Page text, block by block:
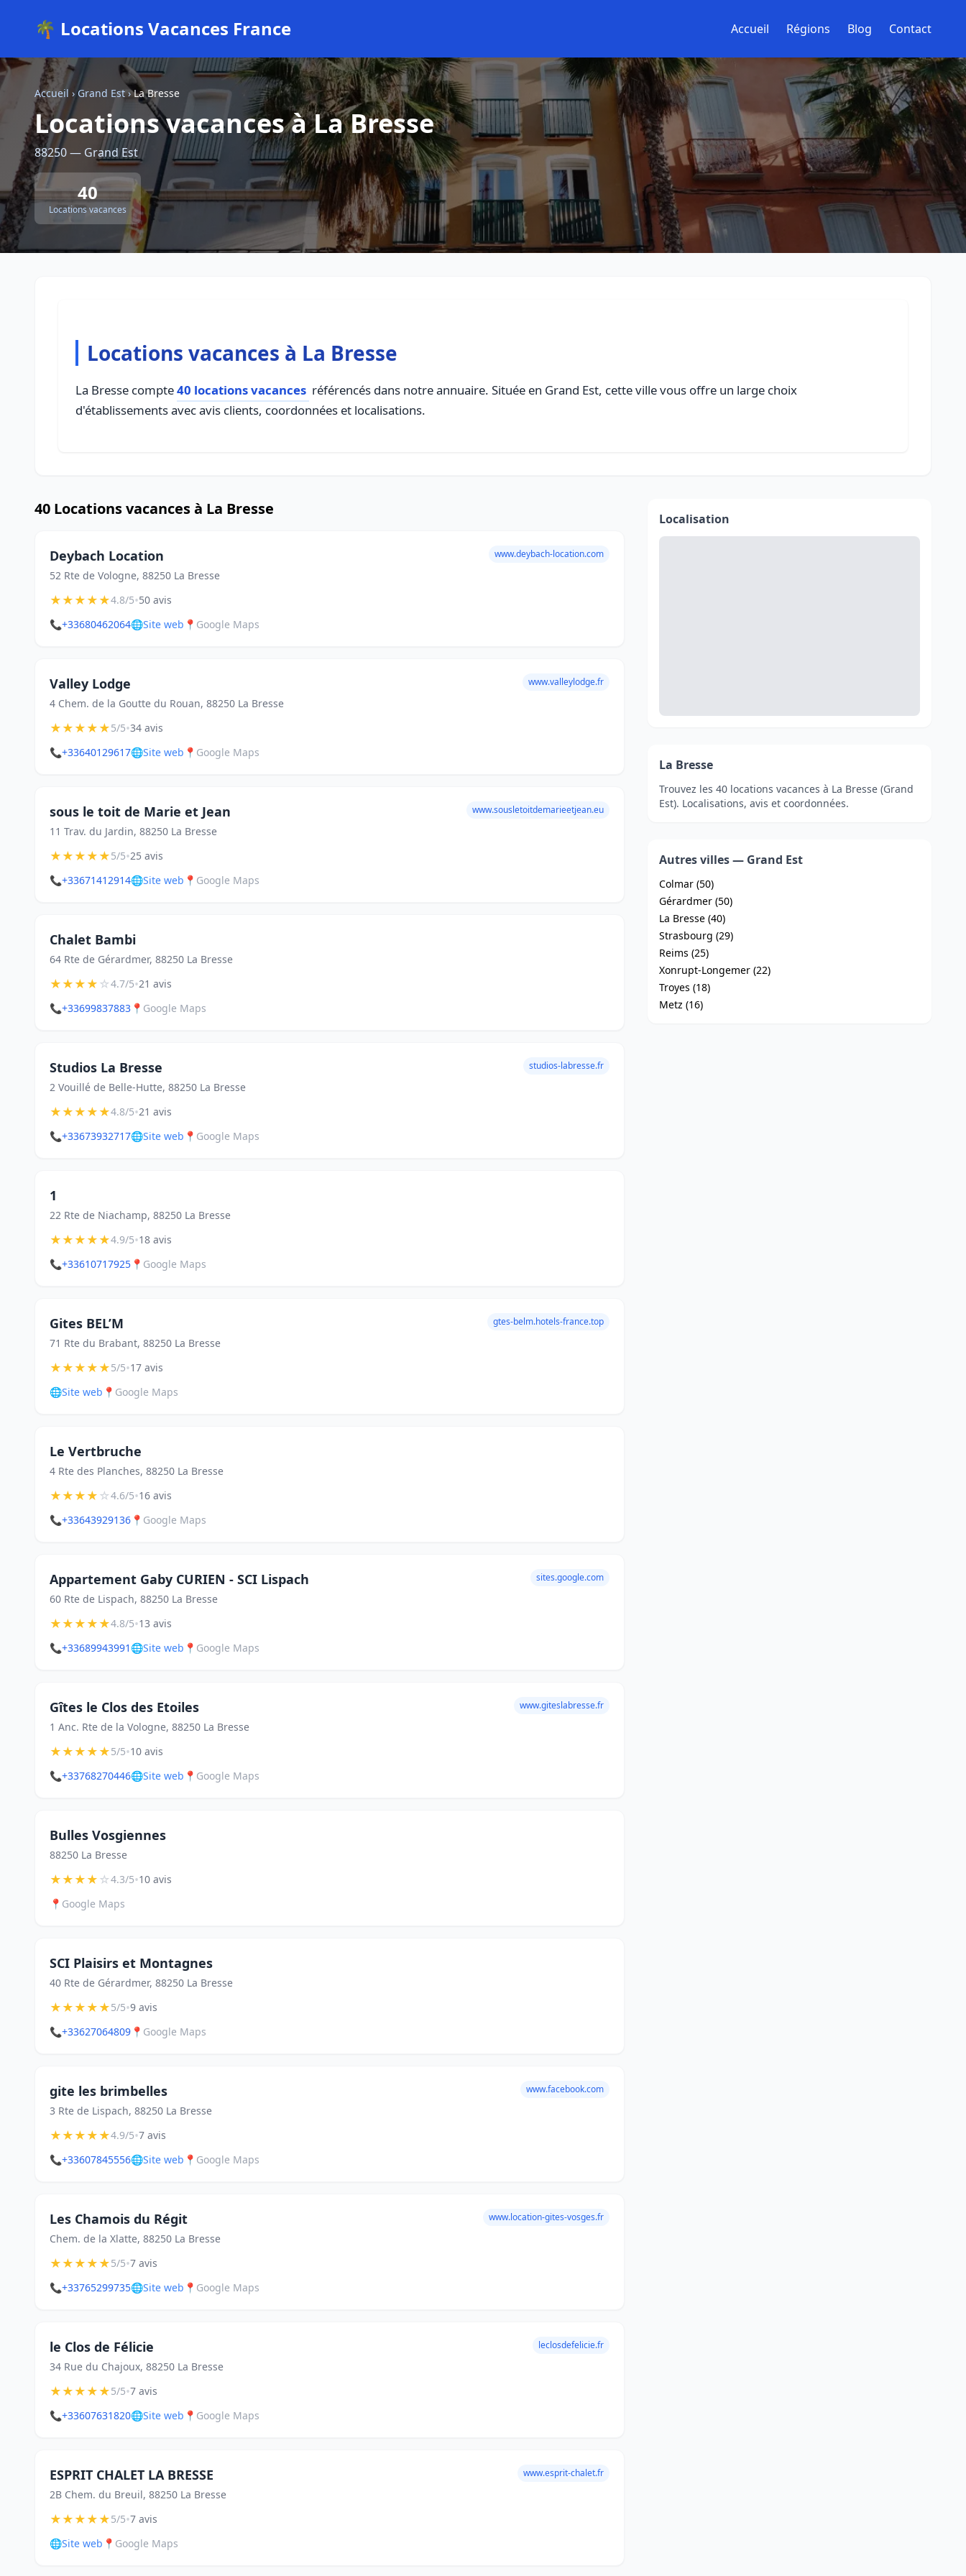
🌴 Locations Vacances France Accueil Régions Blog Contact
Accueil › Grand Est›La Bresse
Locations vacances à La Bresse
88250 — Grand Est
40
Locations vacances
Locations vacances à La Bresse
La Bresse compte40 locations vacances référencés dans notre annuaire. Située en Grand Est, cette ville vous offre un large choix
d'établissements avec avis clients, coordonnées et localisations.
40 Locations vacances à La Bresse
Deybach Location
52 Rte de Vologne, 88250 La Bresse
www.deybach-location.com
★★★★★4.8/5•50 avis
📞+33680462064🌐Site web 📍 Google Maps
Valley Lodge
4 Chem. de la Goutte du Rouan, 88250 La Bresse
www.valleylodge.fr
★★★★★5/5•34 avis
📞+33640129617🌐Site web 📍 Google Maps
sous le toit de Marie et Jean
11 Trav. du Jardin, 88250 La Bresse
www.sousletoitdemarieetjean.eu
★★★★★5/5•25 avis
📞+33671412914🌐Site web 📍 Google Maps
Chalet Bambi
64 Rte de Gérardmer, 88250 La Bresse
★★★★☆4.7/5•21 avis
📞+33699837883 📍 Google Maps
Studios La Bresse
2 Vouillé de Belle-Hutte, 88250 La Bresse
studios-labresse.fr
★★★★★4.8/5•21 avis
📞+33673932717🌐Site web 📍 Google Maps
1
22 Rte de Niachamp, 88250 La Bresse
★★★★★4.9/5•18 avis
📞+33610717925 📍 Google Maps
Gites BEL’M
71 Rte du Brabant, 88250 La Bresse
gtes-belm.hotels-france.top
★★★★★5/5•17 avis
🌐Site web 📍 Google Maps
Le Vertbruche
4 Rte des Planches, 88250 La Bresse
★★★★☆4.6/5•16 avis
📞+33643929136 📍 Google Maps
Appartement Gaby CURIEN - SCI Lispach
60 Rte de Lispach, 88250 La Bresse
sites.google.com
★★★★★4.8/5•13 avis
📞+33689943991 🌐Site web 📍 Google Maps
Gîtes le Clos des Etoiles
1 Anc. Rte de la Vologne, 88250 La Bresse
www.giteslabresse.fr
★★★★★5/5•10 avis
📞+33768270446🌐Site web 📍 Google Maps
Bulles Vosgiennes
88250 La Bresse
★★★★☆4.3/5•10 avis
📍 Google Maps
SCI Plaisirs et Montagnes
40 Rte de Gérardmer, 88250 La Bresse
★★★★★5/5•9 avis
📞+33627064809 📍 Google Maps
gite les brimbelles
3 Rte de Lispach, 88250 La Bresse
www.facebook.com
★★★★★4.9/5•7 avis
📞+33607845556🌐Site web 📍 Google Maps
Les Chamois du Régit
Chem. de la Xlatte, 88250 La Bresse
www.location-gites-vosges.fr
★★★★★5/5•7 avis
📞+33765299735🌐Site web 📍 Google Maps
le Clos de Félicie
34 Rue du Chajoux, 88250 La Bresse
leclosdefelicie.fr
★★★★★5/5•7 avis
📞+33607631820🌐Site web 📍 Google Maps
ESPRIT CHALET LA BRESSE
2B Chem. du Breuil, 88250 La Bresse
www.esprit-chalet.fr
★★★★★5/5•7 avis
🌐Site web 📍 Google Maps
Localisation
La Bresse
Trouvez les 40 locations vacances à La Bresse (Grand
Est). Localisations, avis et coordonnées.
Autres villes — Grand Est
Colmar (50)
Gérardmer (50)
La Bresse (40)
Strasbourg (29)
Reims (25)
Xonrupt-Longemer (22)
Troyes (18)
Metz (16)